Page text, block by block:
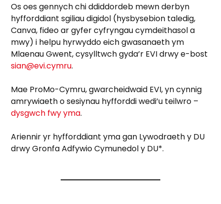
Os oes gennych chi ddiddordeb mewn derbyn
hyfforddiant sgiliau digidol (hysbysebion taledig,
Canva, fideo ar gyfer cyfryngau cymdeithasol a
mwy) i helpu hyrwyddo eich gwasanaeth ym
Mlaenau Gwent, cysylltwch gyda’r EVI drwy e-bost
sian@evi.cymru.
Mae ProMo-Cymru, gwarcheidwaid EVI, yn cynnig
amrywiaeth o sesiynau hyfforddi wedi’u teilwro –
dysgwch fwy yma.
Ariennir yr hyfforddiant yma gan Lywodraeth y DU
drwy Gronfa Adfywio Cymunedol y DU*.